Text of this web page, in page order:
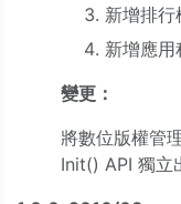
新增排行
新增應用
變更：
將數位版權管
Init() API 獨立